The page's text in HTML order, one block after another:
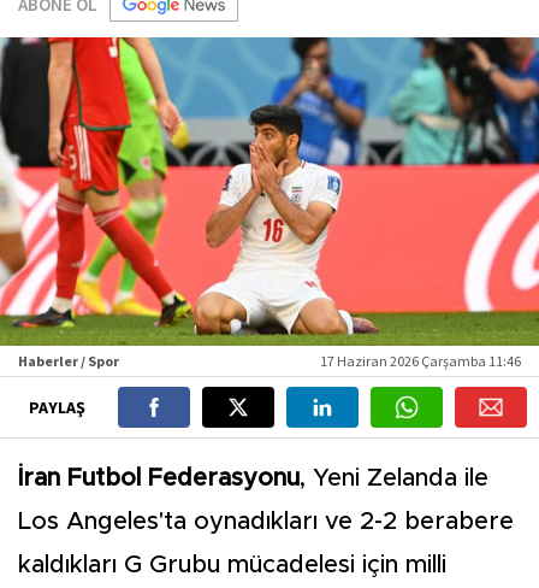
Haberler / Spor 17 Haziran 2026 Çarşamba 11:46
PAYLAŞ
İran Futbol Federasyonu, Yeni Zelanda ile
Los Angeles'ta oynadıkları ve 2-2 berabere
kaldıkları G Grubu mücadelesi için milli